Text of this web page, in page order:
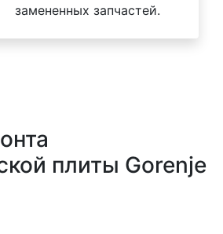
замененных запчастей.
плиты Gorenje